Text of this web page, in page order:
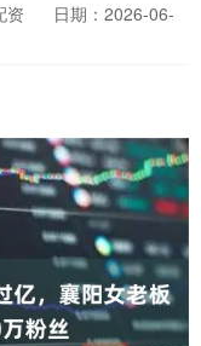
资
日期：2026-06-